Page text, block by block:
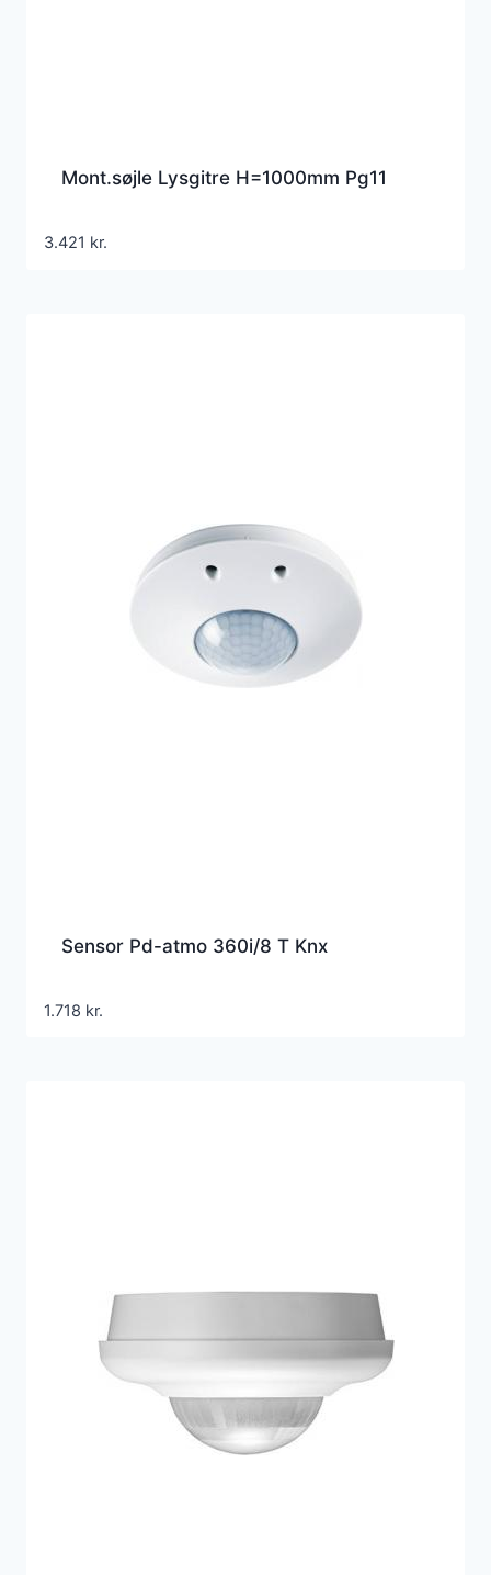
Mont.søjle Lysgitre H=1000mm Pg11
3.421 kr.
Sensor Pd-atmo 360i/8 T Knx
1.718 kr.